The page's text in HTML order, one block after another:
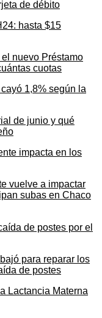
de débito
nuevo Préstamo
cuotas
de junio y qué
vuelve a impactar
subas en Chaco
para reparar los
de postes